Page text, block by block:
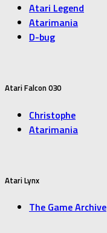
Atari Legend
Atarimania
D-bug
Atari Falcon 030
Christophe
Atarimania
Atari Lynx
The Game Archive